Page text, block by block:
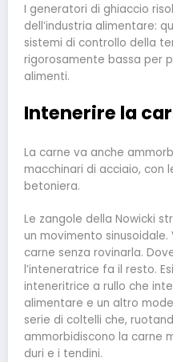
I generatori di ghiaccio
dell’industria alimentare:
sistemi di controllo della
rigorosamente bassa per
alimenti.
Intenerire la
La carne va anche
macchinari di acciaio, con
betoniera.
Le zangole della Nowicki
un movimento
carne senza rovinarla.
l’inteneratrice fa il resto.
inteneritrice a rullo che
alimentare e un altro
serie di coltelli che,
ammorbidiscono la carne
duri e i tendini.